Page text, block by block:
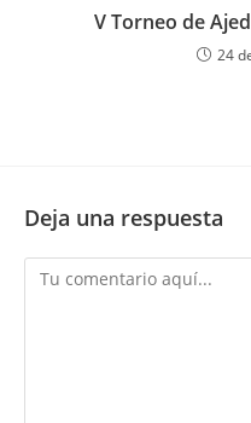
V Torneo de
24
Deja una respuesta
Comentario